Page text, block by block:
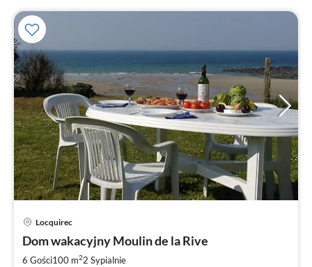
Locquirec
Dom wakacyjny Moulin de la Rive
6 Gości100 m22 Sypialnie